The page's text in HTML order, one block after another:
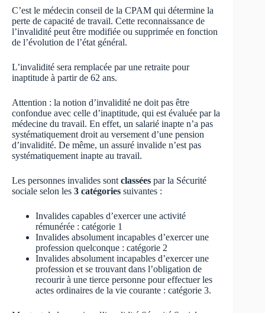
C’est le médecin conseil de la CPAM qui détermine la
perte de capacité de travail. Cette reconnaissance de
l’invalidité peut être modifiée ou supprimée en fonction
de l’évolution de l’état général.
L’invalidité sera remplacée par une retraite pour
inaptitude à partir de 62 ans.
Attention : la notion d’invalidité ne doit pas être
confondue avec celle d’inaptitude, qui est évaluée par la
médecine du travail. En effet, un salarié inapte n’a pas
systématiquement droit au versement d’une pension
d’invalidité. De même, un assuré invalide n’est pas
systématiquement inapte au travail.
Les personnes invalides sont classées par la Sécurité
sociale selon les 3 catégories suivantes :
Invalides capables d’exercer une activité
rémunérée : catégorie 1
Invalides absolument incapables d’exercer une
profession quelconque : catégorie 2
Invalides absolument incapables d’exercer une
profession et se trouvant dans l’obligation de
recourir à une tierce personne pour effectuer les
actes ordinaires de la vie courante : catégorie 3.